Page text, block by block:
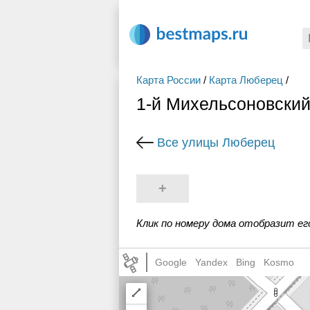
Карта России / Карта Люберец /
1-й
Все улицы Люберец
+
Клик по номеру дома отобразит
Google Yandex Bing Kosmo
Draw